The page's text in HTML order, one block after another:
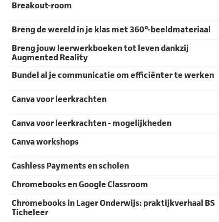
Breakout-room
Breng de wereld in je klas met 360°-beeldmateriaal
Breng jouw leerwerkboeken tot leven dankzij
Augmented Reality
Bundel al je communicatie om efficiënter te werken
Canva voor leerkrachten
Canva voor leerkrachten - mogelijkheden
Canva workshops
Cashless Payments en scholen
Chromebooks en Google Classroom
Chromebooks in Lager Onderwijs: praktijkverhaal BS
Ticheleer